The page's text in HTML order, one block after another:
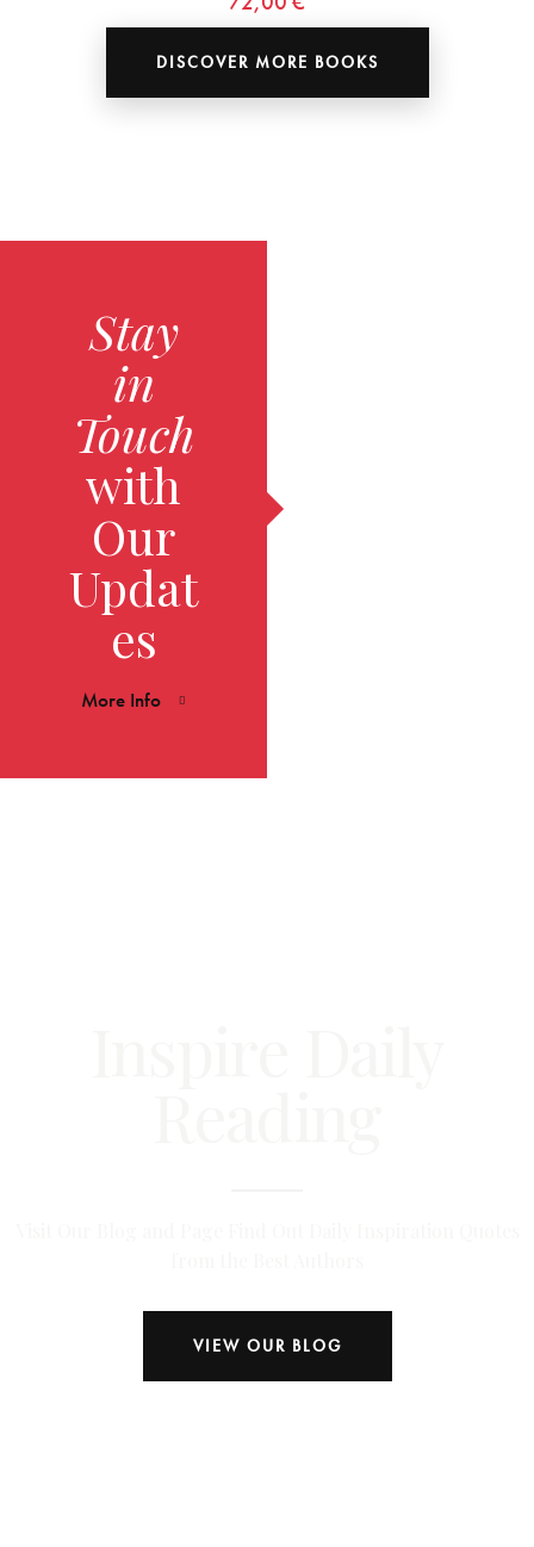
DISCOVER MORE BOOKS
Stay
in
Touch
with
Our
Updat
es
More Info
VIEW OUR BLOG